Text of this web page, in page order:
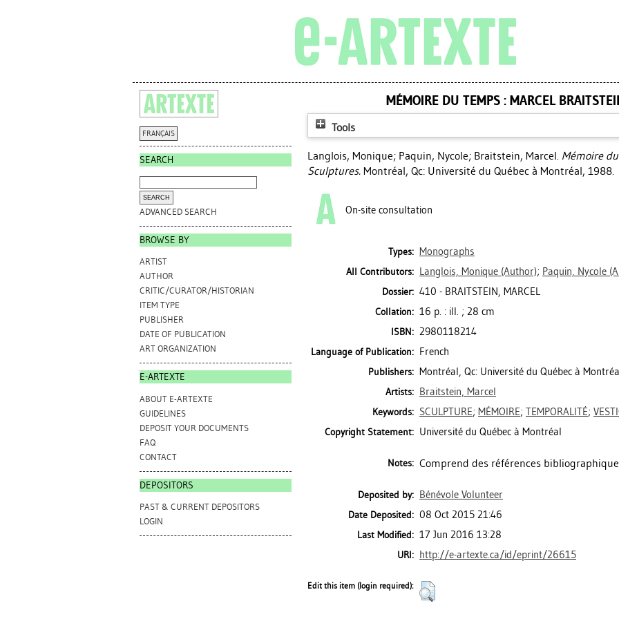
FRANÇAIS
SEARCH
ADVANCED SEARCH
BROWSE BY
ARTIST
AUTHOR
CRITIC/CURATOR/HISTORIAN
ITEM TYPE
PUBLISHER
DATE OF PUBLICATION
ART ORGANIZATION
E-ARTEXTE
ABOUT E-ARTEXTE
GUIDELINES
DEPOSIT YOUR DOCUMENTS
FAQ
CONTACT
DEPOSITORS
PAST & CURRENT DEPOSITORS
LOGIN
MÉMOIRE DU TEMPS : MARCEL
Tools
Langlois, Monique; Paquin, Nycole; Braitstein, Marcel. Mémoire
Sculptures. Montréal, Qc: Université du Québec à Montréal, 1988.
On-site consultation
Types: Monographs
All Contributors: Langlois, Monique (Author); Paquin, Nycole
Dossier: 410 - BRAITSTEIN, MARCEL
Collation: 16 p. : ill. ; 28 cm
ISBN: 2980118214
Language of Publication: French
Publishers: Montréal, Qc: Université du Québec à
Artists: Braitstein, Marcel
Keywords: SCULPTURE; MÉMOIRE; TEMPORALITÉ;
Copyright Statement: Université du Québec à Montréal
Notes: Comprend des références
Deposited by: Bénévole Volunteer
Date Deposited: 08 Oct 2015 21:46
Last Modified: 17 Jun 2016 13:28
URI: http://e-artexte.ca/id/eprint/26615
Edit this item (login required):